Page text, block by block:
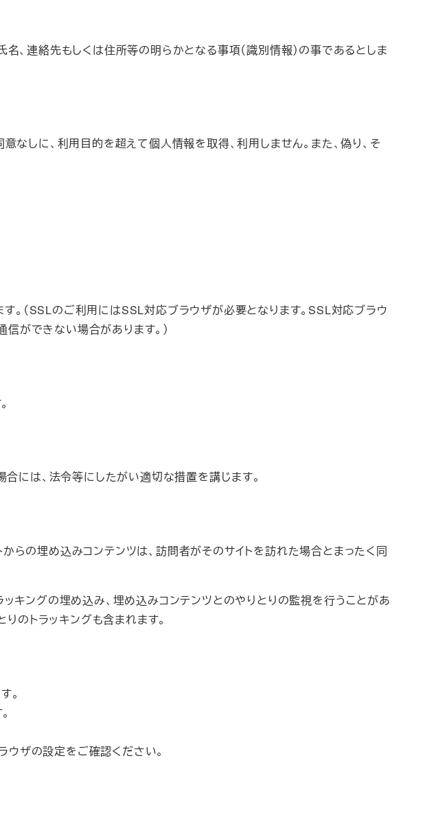
連絡先もしくは住所等の明らかとなる事項（識別情報）の事であるとしま
しに、利用目的を超えて個人情報を取得、利用しません。また、偽り、そ
。（SSLのご利用にはSSL対応ブラウザが必要となります。SSL対応ブラウ
ができない場合があります。）
には、法令等にしたがい適切な措置を講じます。
らの埋め込みコンテンツは、訪問者がそのサイトを訪れた場合とまったく同
キングの埋め込み、埋め込みコンテンツとのやりとりの監視を行うことがあ
のトラッキングも含まれます。
。
ザの設定をご確認ください。